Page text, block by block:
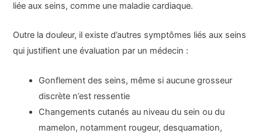
liée aux seins, comme une maladie cardiaque.
Outre la douleur, il existe d’autres symptômes liés aux seins
qui justifient une évaluation par un médecin :
Gonflement des seins, même si aucune grosseur
discrète n’est ressentie
Changements cutanés au niveau du sein ou du
mamelon, notamment rougeur, desquamation,